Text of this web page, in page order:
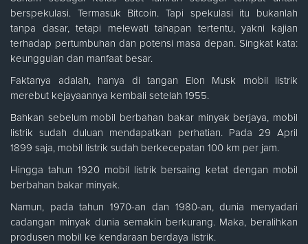
berspekulasi. Termasuk Bitcoin. Tapi spekulasi itu bukanlah
tanpa dasar, tetapi melewati tahapan tertentu, yakni kajian
terhadap pertumbuhan dan potensi masa depan. Singkat kata:
keunggulan dan manfaat besar.
Faktanya adalah, hanya di tangan Elon Musk mobil listrik
merebut kejayaannya kembali setelah 1955.
Bahkan sebelum mobil berbahan bakar minyak berjaya, mobil
listrik sudah duluan mendapatkan perhatian. Pada 29 April
1899 saja, mobil listrik sudah berkecepatan 100 km per jam.
Hingga tahun 1920 mobil listrik bersaing ketat dengan mobil
berbahan bakar minyak.
Namun, pada tahun 1970-an dan 1980-an, dunia menyadari
cadangan minyak dunia semakin berkurang. Maka, beralihkan
produsen mobil ke kendaraan berdaya listrik.